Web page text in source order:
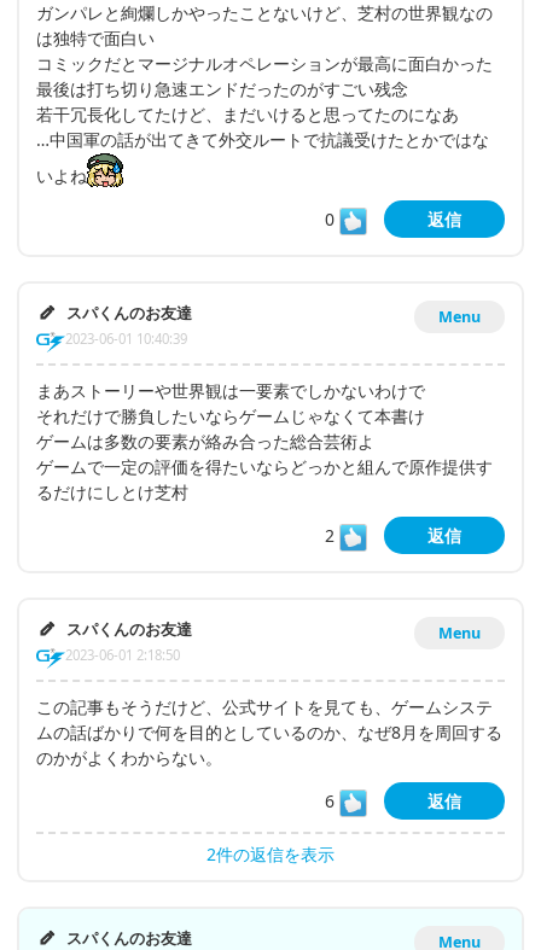
ガンパレと絢爛しかやったことないけど、芝村の世界観なの
は独特で面白い
コミックだとマージナルオペレーションが最高に面白かった
最後は打ち切り急速エンドだったのがすごい残念
若干冗長化してたけど、まだいけると思ってたのになあ
…中国軍の話が出てきて外交ルートで抗議受けたとかではな
いよね
0
返信
Menu
スパくんのお友達
2023-06-01 10:40:39
まあストーリーや世界観は一要素でしかないわけで
それだけで勝負したいならゲームじゃなくて本書け
ゲームは多数の要素が絡み合った総合芸術よ
ゲームで一定の評価を得たいならどっかと組んで原作提供す
るだけにしとけ芝村
2
返信
Menu
スパくんのお友達
2023-06-01 2:18:50
この記事もそうだけど、公式サイトを見ても、ゲームシステ
ムの話ばかりで何を目的としているのか、なぜ8月を周回する
のかがよくわからない。
6
返信
2件の返信を表示
Menu
スパくんのお友達